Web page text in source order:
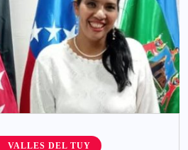
VALLES DEL TUY